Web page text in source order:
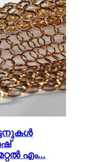
എം...